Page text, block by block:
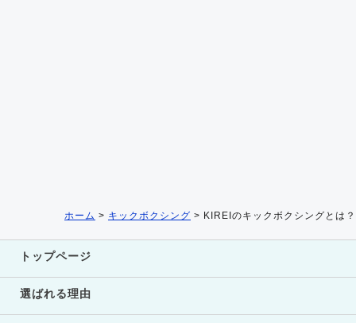
ホーム > キックボクシング > KIREIのキックボクシングとは？
トップページ
選ばれる理由